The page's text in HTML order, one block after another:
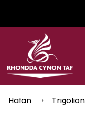
Hafan Trigolion